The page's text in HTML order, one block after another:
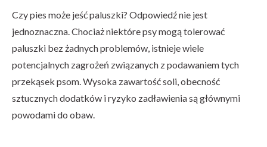
Czy pies może jeść paluszki? Odpowiedź nie jest
jednoznaczna. Chociaż niektóre psy mogą tolerować
paluszki bez żadnych problemów, istnieje wiele
potencjalnych zagrożeń związanych z podawaniem tych
przekąsek psom. Wysoka zawartość soli, obecność
sztucznych dodatków i ryzyko zadławienia są głównymi
powodami do obaw.